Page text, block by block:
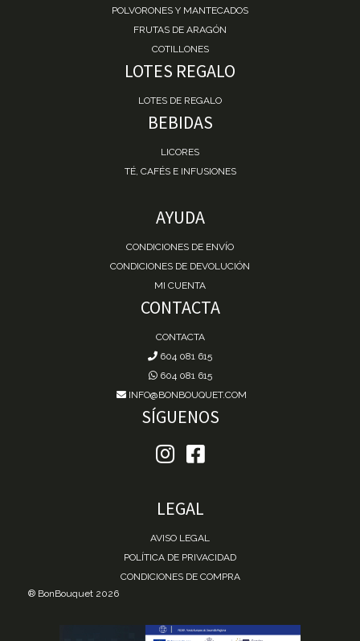
POLVORONES Y MANTECADOS
FRUTAS DE ARAGÓN
COTILLONES
LOTES REGALO
LOTES DE REGALO
BEBIDAS
LICORES
TÉ, CAFÉS E INFUSIONES
AYUDA
CONDICIONES DE ENVÍO
CONDICIONES DE DEVOLUCIÓN
MI CUENTA
CONTACTA
CONTACTA
604 081 615
604 081 615
INFO@BONBOUQUET.COM
SÍGUENOS
LEGAL
AVISO LEGAL
POLÍTICA DE PRIVACIDAD
CONDICIONES DE COMPRA
® BonBouquet 2026